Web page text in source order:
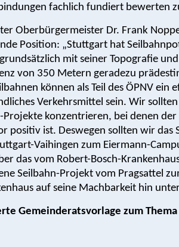
fachlich fundiert bewerten
Oberbürgermeister Dr. Frank
Position: „Stuttgart hat
mit seiner Topografie
von 350 Metern geradezu
können als Teil des ÖPNV ein
Verkehrsmittel sein. Wir
Projekte konzentrieren, bei denen
positiv ist. Deswegen sollten wir das
Vaihingen zum Eiermann-
das vom Robert-Bosch-
Seilbahn-Projekt vom Pragsattel
auf seine Machbarkeit hin
Gemeinderatsvorlage zum